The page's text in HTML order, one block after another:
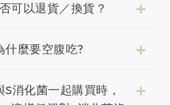
可以退貨／換貨？
什麼要空腹吃?
消化菌一起購買時，